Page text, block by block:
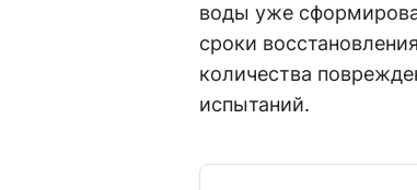
воды уже
сроки
количества
испытаний.